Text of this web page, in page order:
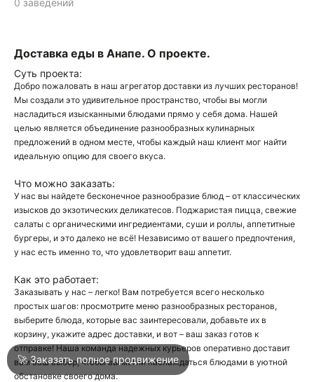
Войти
ГородАнапа
Написать в техподдержку
0 заведений
Доставка еды в Анапе. О проекте.
Суть проекта:
Добро пожаловать в наш агрегатор доставки из лучших ресторанов!
Мы создали это удивительное пространство, чтобы вы могли
насладиться изысканными блюдами прямо у себя дома. Нашей
целью является объединение разнообразных кулинарных
предложений в одном месте, чтобы каждый наш клиент мог найти
идеальную опцию для своего вкуса.
Что можно заказать:
У нас вы найдете бесконечное разнообразие блюд – от классических
изысков до экзотических деликатесов. Поджаристая пицца, свежие
салаты с органическими ингредиентами, суши и роллы, аппетитные
бургеры, и это далеко не всё! Независимо от вашего предпочтения,
у нас есть именно то, что удовлетворит ваш аппетит.
Как это работает:
Заказывать у нас – легко! Вам потребуется всего несколько
простых шагов: просмотрите меню разнообразных ресторанов,
выберите блюда, которые вас заинтересовали, добавьте их в
корзину, укажите адрес доставки, и вот – ваш заказ готов к
отправке! Наша команда надежных курьеров оперативно доставит
вам ваш выбор, чтобы вы могли наслаждаться блюдами в уютной
обстановке своего дома.
🚀 Заказать полное продвижение